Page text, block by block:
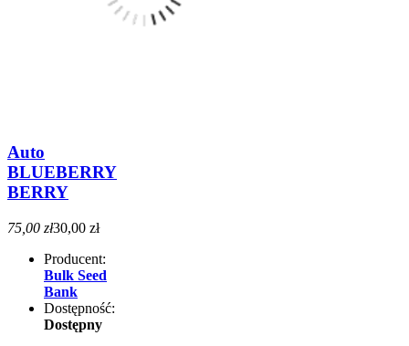
Auto
BLUEBERRY
BERRY
75,00 zł30,00 zł
Producent:
Bulk Seed
Bank
Dostępność:
Dostępny